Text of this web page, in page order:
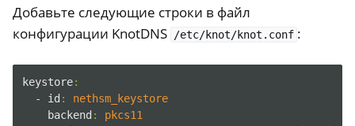
Добавьте следующие строки в файл
конфигурации KnotDNS
/etc/knot/knot.conf :
keystore:
- id :
nethsm_keystore
backend :
pkcs11